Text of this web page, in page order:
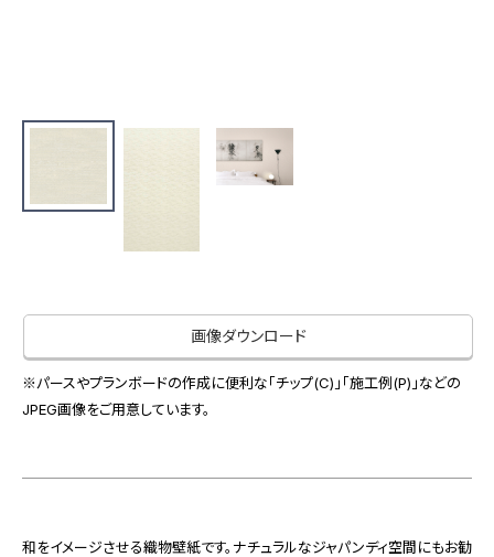
不動産投資開発事業
EN CN
画像ダウンロード
※パースやプランボードの作成に便利な「チップ(C)」「施工例(P)」などの
JPEG画像をご用意しています。
和をイメージさせる織物壁紙です。ナチュラルなジャパンディ空間にもお勧